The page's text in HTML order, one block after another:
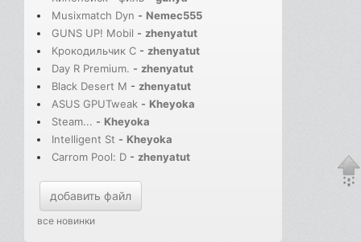
Musixmatch Dyn - Nemec555
GUNS UP! Mobil - zhenyatut
Крокодильчик С - zhenyatut
Day R Premium. - zhenyatut
Black Desert M - zhenyatut
ASUS GPUTweak - Kheyoka
Steam... - Kheyoka
Intelligent St - Kheyoka
Carrom Pool: D - zhenyatut
добавить файл
все новинки